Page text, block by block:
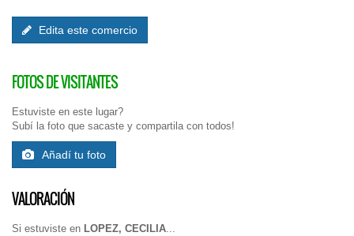
Edita este comercio
FOTOS DE VISITANTES
Estuviste en este lugar?
Subí la foto que sacaste y compartila con todos!
Añadí tu foto
VALORACIÓN
Si estuviste en LOPEZ, CECILIA...